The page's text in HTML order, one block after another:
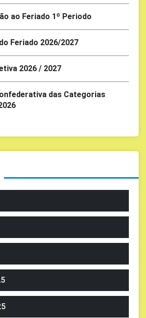
ao Feriado 1º Periodo
Feriado 2026/2027
2026 / 2027
das Categorias